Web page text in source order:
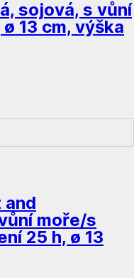
sojová, s vůní
13 cm, výška
and
moře/s
25 h, ø 13